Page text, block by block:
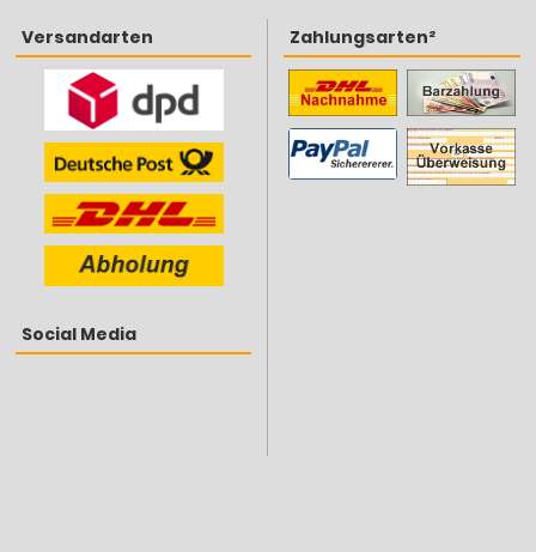
Versandarten
Social Media
Zahlungsarten²